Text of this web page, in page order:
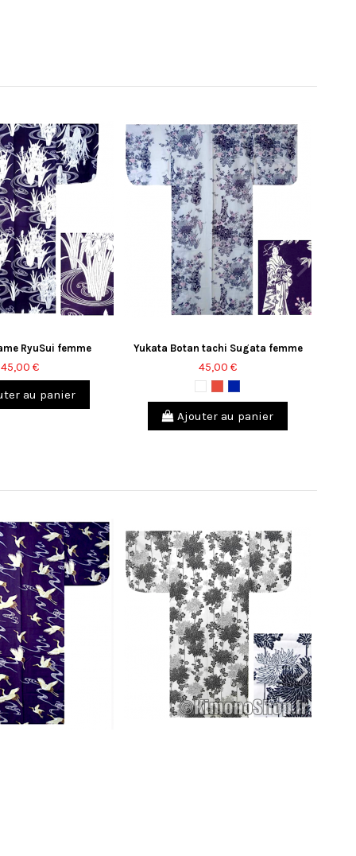
RyuSui femme
45,00 €
au panier
Yukata Botan tachi Sugata femme
45,00 €
BlancRouge
Bleu
marine
Ajouter au panier